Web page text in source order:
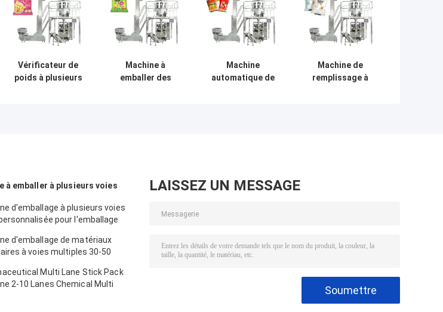
Vérificateur de
poids à plusieurs
Machine à
emballer des
Machine
automatique de
Machine de
remplissage à
à emballer à plusieurs voies
d'emballage à plusieurs voies
pour l'emballage
d'emballage de matériaux
à voies multiples 30-50
Multi Lane Stick Pack
2-10 Lanes Chemical Multi
LAISSEZ UN MESSAGE